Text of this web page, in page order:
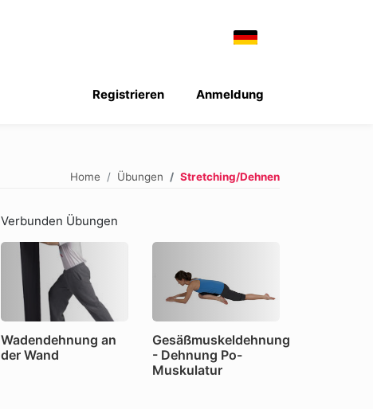
Anmeldung
Registrieren
Home Übungen Stretching/Dehnen
Verbunden Übungen
Wadendehnung an
der Wand
Gesäßmuskeldehnung
- Dehnung Po-
Muskulatur